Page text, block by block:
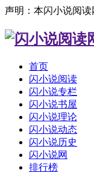
声明：本闪小说阅
首页
闪小说阅读
闪小说专栏
闪小说书屋
闪小说理论
闪小说动态
闪小说历史
闪小说网
排行榜